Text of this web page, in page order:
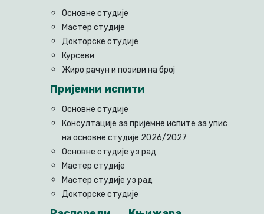
Основне студије
Мастер студије
Докторске студије
Курсеви
Жиро рачун и позиви на број
Пријемни испити
Основне студије
Консултације за пријемне испите за упис
на основне студије 2026/2027
Основне студије уз рад
Мастер студије
Мастер студије уз рад
Докторске студије